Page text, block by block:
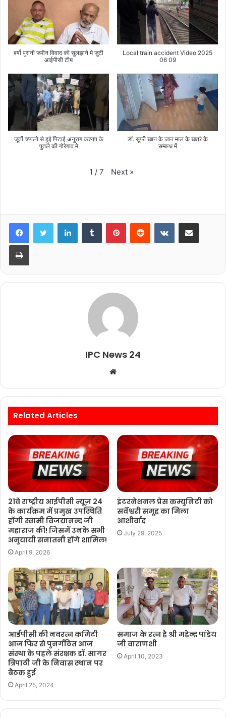
बर्षो पुरानी जमीन विवाद को सुलझाने मे जुटी
आईपीसी टीम
Local train accident Video 2025
06 09
जूतों चप्पलो से हुई पिटाई अनुराग कश्यप के
पुतले की गोरेगाव मे
डॉ. सूफ़ी खान के जान माल के खतरे के
सम्बन्ध में
1 / 7 Next »
IPC News 24
b
s
e
Related Articles
21वे राष्ट्रीय आईपीसी न्यूज़ 24
के कार्यक्रम में प्रमुख उपस्थिति
होंगी स्वामी विजयानन्द जी
महाराज की! जिसमें उनके सभी
अनुयायी सनातनी होंगे शामिल!
April 9, 2026
इंटरनेशनल प्रेस कम्युनिटी को
सर्वेश्वरी समूह का मिला
आशीर्वाद
July 29, 2025
आईपीसी की नवरत्न कमिटी
आज फिर से पुनर्गठित आज
संस्था के पहले संरक्षक डॉ. सागर
त्रिपाठी जी के निवास स्थान पर
बैठक हुई
April 25, 2024
समाज के रत्न है श्री महेन्द्र पांडेय
जी वाराणशी
April 10, 2023